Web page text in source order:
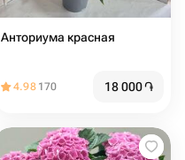
Анториума красная
4.98 170 18 000֏